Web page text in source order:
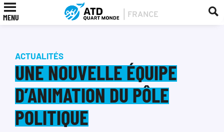
MENU
ACTUALITÉS
UNE NOUVELLE ÉQUIPE
D’ANIMATION DU PÔLE
POLITIQUE